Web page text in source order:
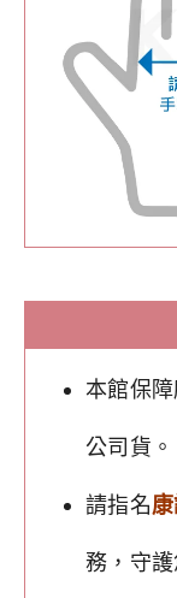
本館保
公司貨。
請指名
務，守護